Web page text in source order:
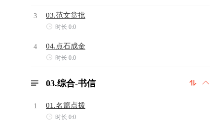
3 03.范文赏批
 时长 0:0
4 04.点石成金
 时长 0:0
 
 03.综合-书信
1 01.名篇点拨
 时长 0:0